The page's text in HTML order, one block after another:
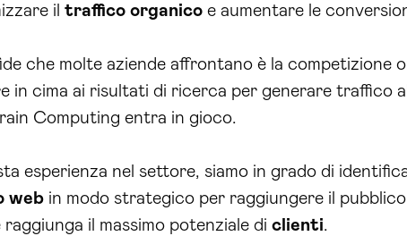
il traffico organico e aumentare le
che molte aziende affrontano è la
in cima ai risultati di ricerca per generare traffico
Computing entra in gioco.
esperienza nel settore, siamo in grado di
web in modo strategico per raggiungere il
raggiunga il massimo potenziale di clienti.